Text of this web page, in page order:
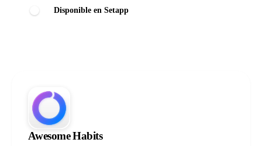
Disponible en Setapp
Awesome Habits